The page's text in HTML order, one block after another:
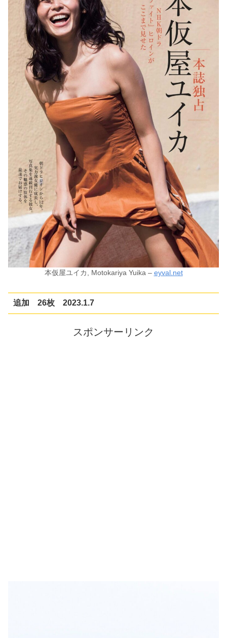
本仮屋ユイカ, Motokariya Yuika – eyval.net
追加 26枚 2023.1.7
スポンサーリンク